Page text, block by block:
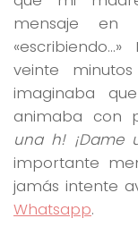
mensaje en
veinte
imaginaba
animaba con
una h! ¡Dame
importante
jamás intente
Whatsapp.